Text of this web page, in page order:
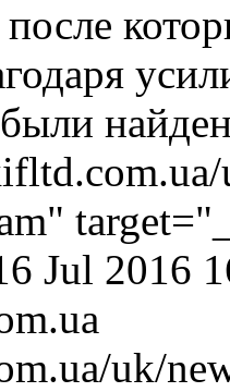
Jul 2016
uk/